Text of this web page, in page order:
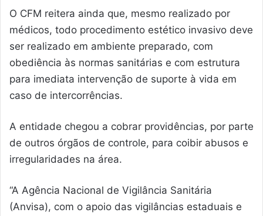
O CFM reitera ainda que, mesmo realizado por
médicos, todo procedimento estético invasivo deve
ser realizado em ambiente preparado, com
obediência às normas sanitárias e com estrutura
para imediata intervenção de suporte à vida em
caso de intercorrências.
A entidade chegou a cobrar providências, por parte
de outros órgãos de controle, para coibir abusos e
irregularidades na área.
“A Agência Nacional de Vigilância Sanitária
(Anvisa), com o apoio das vigilâncias estaduais e